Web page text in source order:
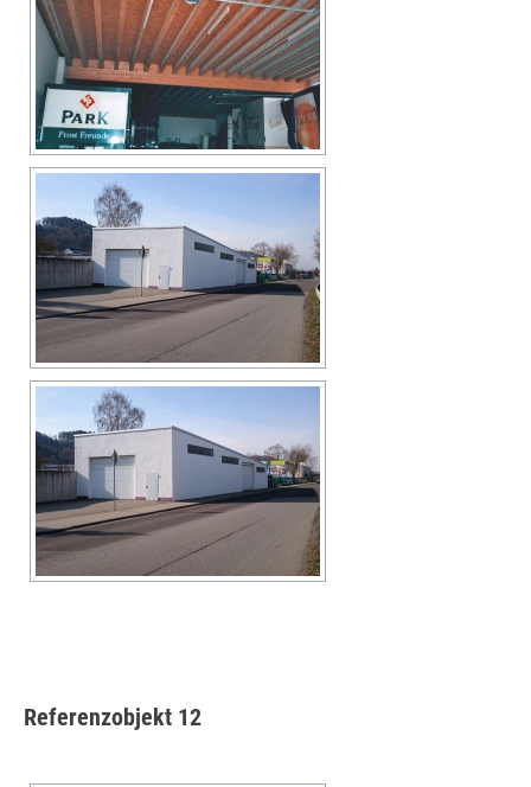
Referenzobjekt 12